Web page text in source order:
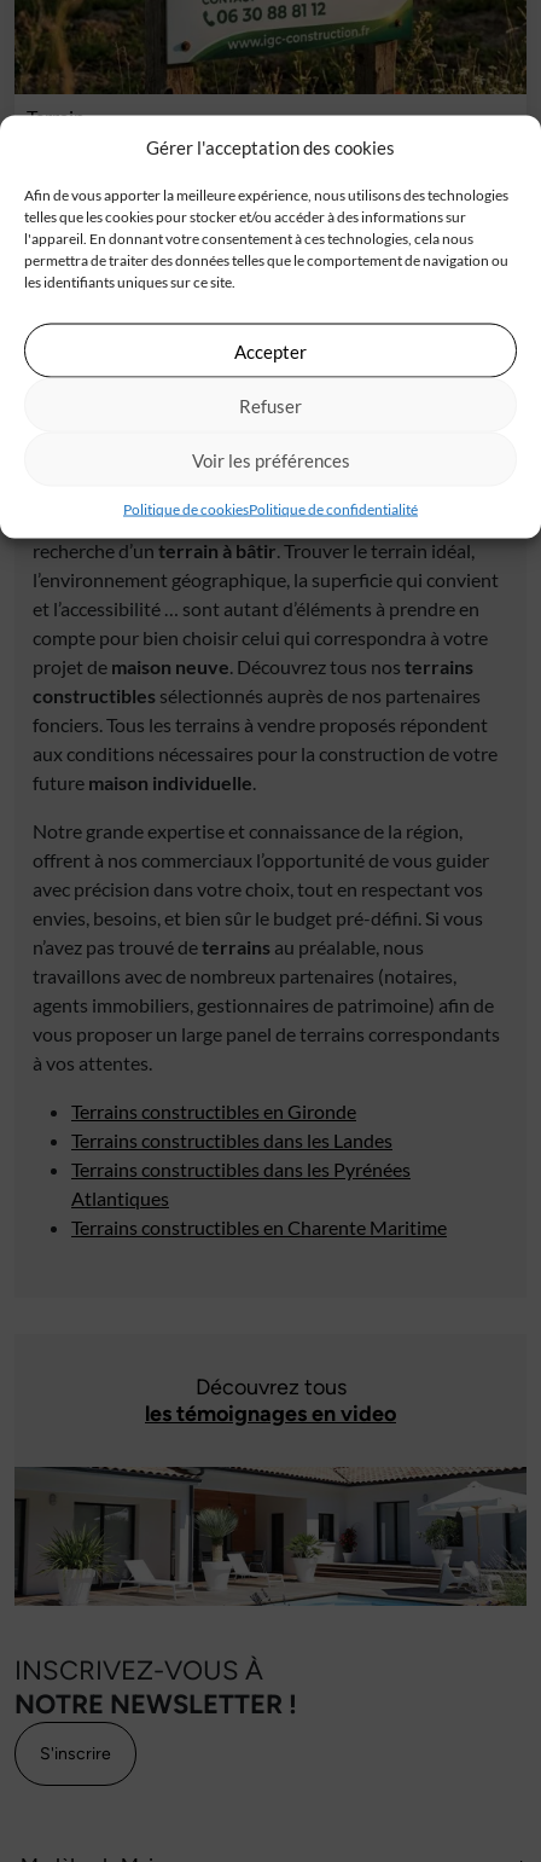
Gérer l'acceptation des cookies
Afin de vous apporter la meilleure expérience, nous utilisons des technologies
telles que les cookies pour stocker et/ou accéder à des informations sur
l'appareil. En donnant votre consentement à ces technologies, cela nous
permettra de traiter des données telles que le comportement de navigation ou
les identifiants uniques sur ce site.
Accepter
Refuser
Voir les préférences
Politique de cookiesPolitique de confidentialité
Terrain
N'attendez plus, venez voir ces[...]
60 000 €
Trouver un terrain constructible
Chaque projet de construction de maison démarre par la
recherche d’un terrain à bâtir. Trouver le terrain idéal,
l’environnement géographique, la superficie qui convient
et l’accessibilité … sont autant d’éléments à prendre en
compte pour bien choisir celui qui correspondra à votre
projet de maison neuve. Découvrez tous nos terrains
constructibles sélectionnés auprès de nos partenaires
fonciers. Tous les terrains à vendre proposés répondent
aux conditions nécessaires pour la construction de votre
future maison individuelle.
Notre grande expertise et connaissance de la région,
offrent à nos commerciaux l’opportunité de vous guider
avec précision dans votre choix, tout en respectant vos
envies, besoins, et bien sûr le budget pré-défini. Si vous
n’avez pas trouvé deterrains au préalable, nous
travaillons avec de nombreux partenaires (notaires,
agents immobiliers, gestionnaires de patrimoine) afin de
vous proposer un large panel de terrains correspondants
à vos attentes.
Terrains constructibles en Gironde
Terrains constructibles dans les Landes
Terrains constructibles dans les Pyrénées
Atlantiques
Terrains constructibles en Charente Maritime
Découvrez tous
les témoignages en video
INSCRIVEZ-VOUS À
NOTRE NEWSLETTER !
S'inscrire